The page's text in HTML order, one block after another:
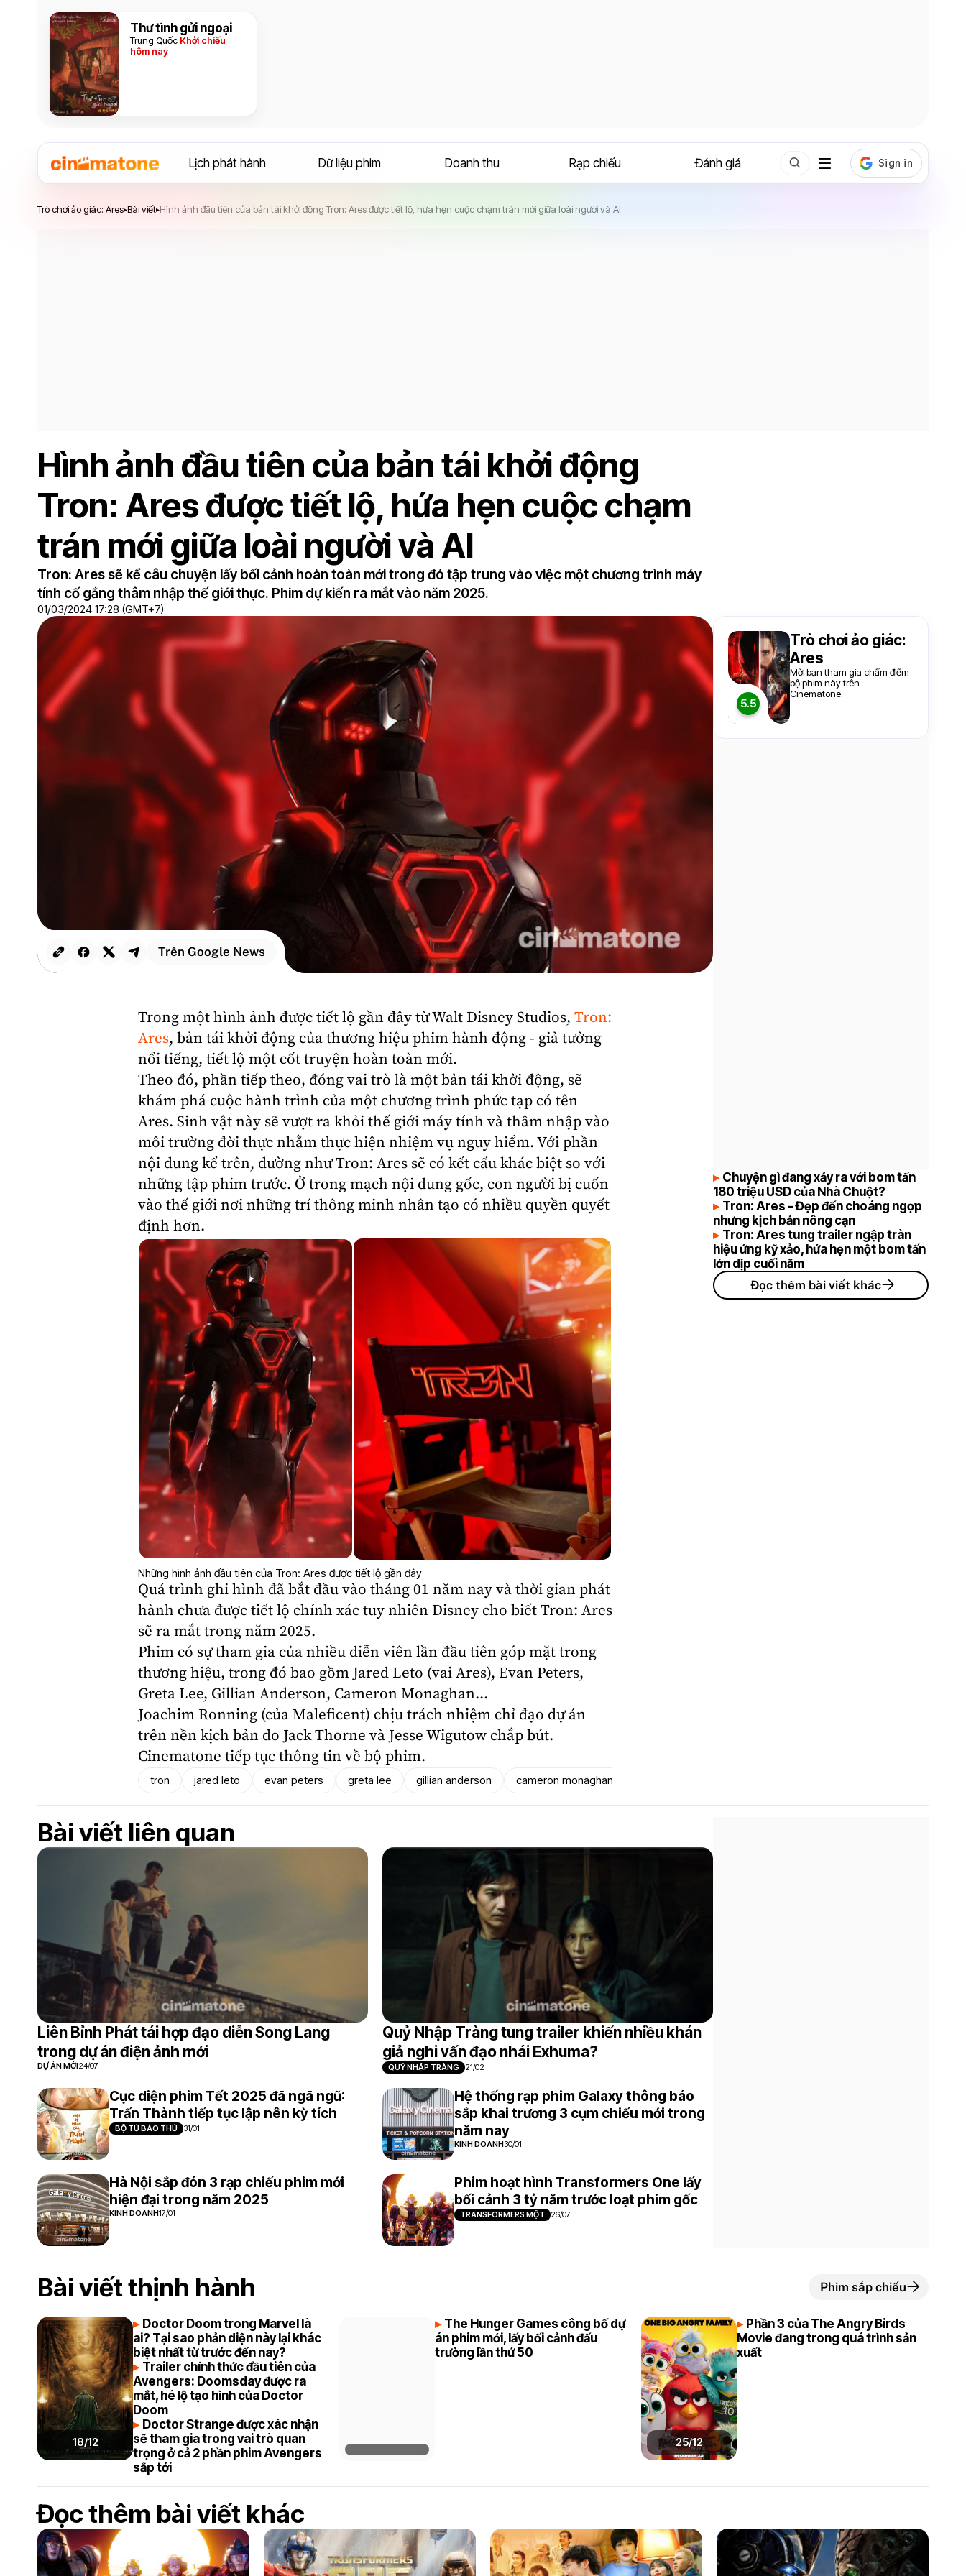
Thư tình gửi ngoại
Trung Quốc Khởi chiếu
hôm nay
Lịch phát hành Dữ liệu phim Doanh thu Rạp chiếu Đánh giá
Trò chơi ảo giác: Ares▸Bài viết▸Hình ảnh đầu tiên của bản tái khởi động Tron: Ares được tiết lộ, hứa hẹn cuộc chạm trán mới giữa loài người và AI
Hình ảnh đầu tiên của bản tái khởi động
Tron: Ares được tiết lộ, hứa hẹn cuộc chạm
trán mới giữa loài người và AI
Tron: Ares sẽ kể câu chuyện lấy bối cảnh hoàn toàn mới trong đó tập trung vào việc một chương trình máy
tính cố gắng thâm nhập thế giới thực. Phim dự kiến ra mắt vào năm 2025.
01/03/2024 17:28 (GMT+7)
Trên Google News
Trong một hình ảnh được tiết lộ gần đây từ Walt Disney Studios, Tron:
Ares, bản tái khởi động của thương hiệu phim hành động - giả tưởng
nổi tiếng, tiết lộ một cốt truyện hoàn toàn mới.
Theo đó, phần tiếp theo, đóng vai trò là một bản tái khởi động, sẽ
khám phá cuộc hành trình của một chương trình phức tạp có tên
Ares. Sinh vật này sẽ vượt ra khỏi thế giới máy tính và thâm nhập vào
môi trường đời thực nhằm thực hiện nhiệm vụ nguy hiểm. Với phần
nội dung kể trên, dường như Tron: Ares sẽ có kết cấu khác biệt so với
những tập phim trước. Ở trong mạch nội dung gốc, con người bị cuốn
vào thế giới nơi những trí thông minh nhân tạo có nhiều quyền quyết
định hơn.
Những hình ảnh đầu tiên của Tron: Ares được tiết lộ gần đây
Quá trình ghi hình đã bắt đầu vào tháng 01 năm nay và thời gian phát
hành chưa được tiết lộ chính xác tuy nhiên Disney cho biết Tron: Ares
sẽ ra mắt trong năm 2025.
Phim có sự tham gia của nhiều diễn viên lần đầu tiên góp mặt trong
thương hiệu, trong đó bao gồmJared Leto (vai Ares), Evan Peters,
Greta Lee, Gillian Anderson, Cameron Monaghan...
Joachim Ronning (của Maleficent) chịu trách nhiệm chỉ đạo dự án
trên nền kịch bản do Jack Thorne và Jesse Wigutow chắp bút.
Cinematone tiếp tục thông tin về bộ phim.
tron jared leto evan peters greta lee gillian anderson cameron monaghan
5.5
Trò chơi ảo giác:
Ares
Mời bạn tham gia chấm điểm
bộ phim này trên
Cinematone.
Chuyện gì đang xảy ra với bom tấn
180 triệu USD của Nhà Chuột?
Tron: Ares - Đẹp đến choáng ngợp
nhưng kịch bản nông cạn
Tron: Ares tung trailer ngập tràn
hiệu ứng kỹ xảo, hứa hẹn một bom tấn
lớn dịp cuối năm
Đọc thêm bài viết khác
Bài viết liên quan
Liên Bỉnh Phát tái hợp đạo diễn Song Lang
trong dự án điện ảnh mới
DỰ ÁN MỚI24/07
Quỷ Nhập Tràng tung trailer khiến nhiều khán
giả nghi vấn đạo nhái Exhuma?
QUỶ NHẬP TRÀNG 21/02
Cục diện phim Tết 2025 đã ngã ngũ:
Trấn Thành tiếp tục lập nên kỳ tích
BỘ TỨ BÁO THỦ 31/01
Hệ thống rạp phim Galaxy thông báo
sắp khai trương 3 cụm chiếu mới trong
năm nay
KINH DOANH30/01
Hà Nội sắp đón 3 rạp chiếu phim mới
hiện đại trong năm 2025
KINH DOANH17/01
Phim hoạt hình Transformers One lấy
bối cảnh 3 tỷ năm trước loạt phim gốc
TRANSFORMERS MỘT 26/07
Bài viết thịnh hành Phim sắp chiếu
18/12
Doctor Doom trong Marvel là
ai? Tại sao phản diện này lại khác
biệt nhất từ trước đến nay?
Trailer chính thức đầu tiên của
Avengers: Doomsday được ra
mắt, hé lộ tạo hình của Doctor
Doom
Doctor Strange được xác nhận
sẽ tham gia trong vai trò quan
trọng ở cả 2 phần phim Avengers
sắp tới
The Hunger Games công bố dự
án phim mới, lấy bối cảnh đấu
trường lần thứ 50
25/12
Phần 3 của The Angry Birds
Movie đang trong quá trình sản
xuất
Đọc thêm bài viết khác